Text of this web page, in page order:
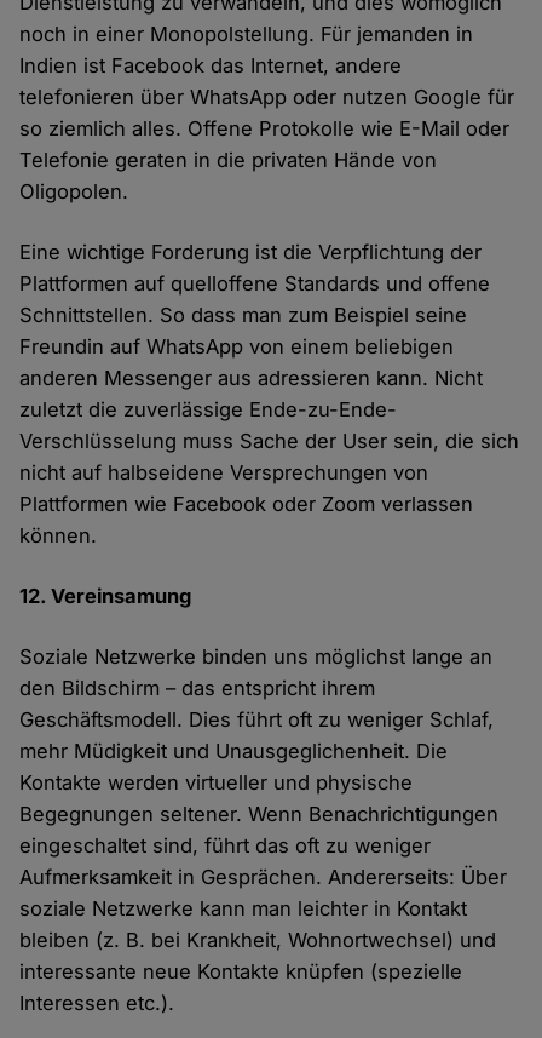
noch in einer Monopolstellung. Für jemanden in
Indien ist Facebook das Internet, andere
telefonieren über WhatsApp oder nutzen Google für
so ziemlich alles. Offene Protokolle wie E-Mail oder
Telefonie geraten in die privaten Hände von
Oligopolen.
Eine wichtige Forderung ist die Verpflichtung der
Plattformen auf quelloffene Standards und offene
Schnittstellen. So dass man zum Beispiel seine
Freundin auf WhatsApp von einem beliebigen
anderen Messenger aus adressieren kann. Nicht
zuletzt die zuverlässige Ende-zu-Ende-
Verschlüsselung muss Sache der User sein, die sich
nicht auf halbseidene Versprechungen von
Plattformen wie Facebook oder Zoom verlassen
können.
12. Vereinsamung
Soziale Netzwerke binden uns möglichst lange an
den Bildschirm – das entspricht ihrem
Geschäftsmodell. Dies führt oft zu weniger Schlaf,
mehr Müdigkeit und Unausgeglichenheit. Die
Kontakte werden virtueller und physische
Begegnungen seltener. Wenn Benachrichtigungen
eingeschaltet sind, führt das oft zu weniger
Aufmerksamkeit in Gesprächen. Andererseits: Über
soziale Netzwerke kann man leichter in Kontakt
bleiben (z. B. bei Krankheit, Wohnortwechsel) und
interessante neue Kontakte knüpfen (spezielle
Interessen etc.).